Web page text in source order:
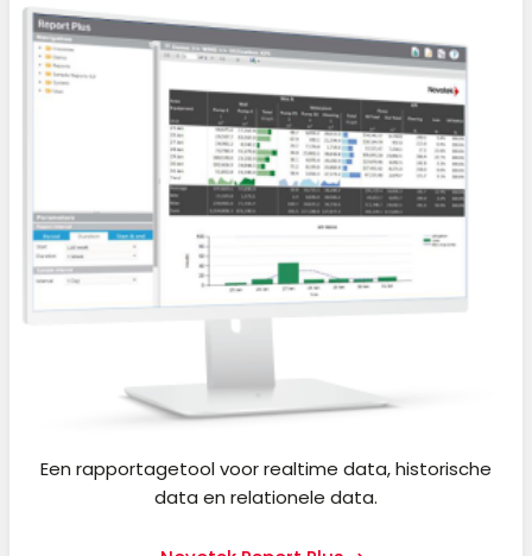
Een rapportagetool voor realtime data, historische
data en relationele data.